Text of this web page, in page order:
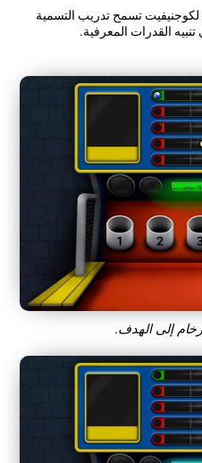
لكوجنيفيت تسمح تدريب التسمية
القدرات المعرفية.
إلى الهدف.